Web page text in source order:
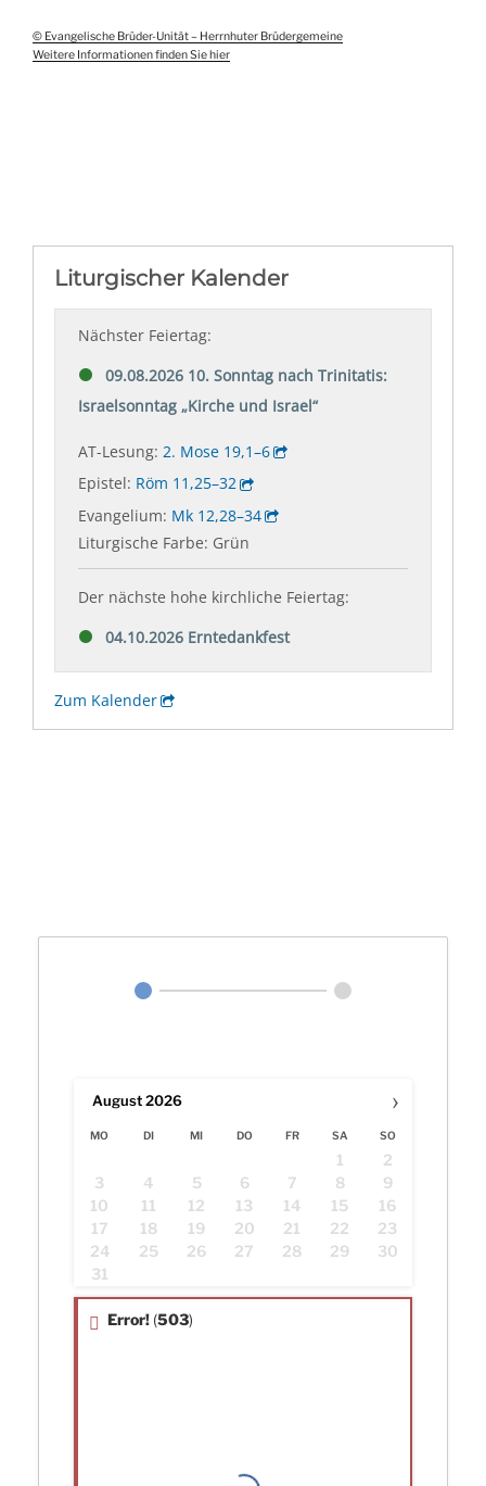
© Evangelische Brüder-Unität – Herrnhuter Brüdergemeine
Weitere Informationen finden Sie hier
›
August2026
MO DI MI DO FR SA SO
1
2
3
4 5 6 7 8
9
10
11 12 13 14 15
16
17
18 19 20 21 22
23
24
25 26 27 28 29
30
31
Error! (503)